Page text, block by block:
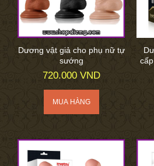
Dương vật giả cho phụ nữ tự
sướng
720.000 VND